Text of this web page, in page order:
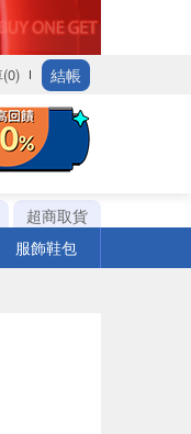
結帳
超商取貨
服飾鞋包